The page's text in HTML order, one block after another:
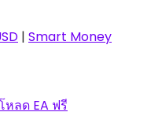
| Smart Money
หลด EA ฟรี